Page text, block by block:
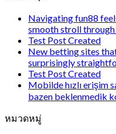
Navigating fun88
smooth stroll
Test Post Created
New betting sites
surprisingly
Test Post Created
Mobilde hızlı erişim
bazen beklenmedik
หมวดหมู่